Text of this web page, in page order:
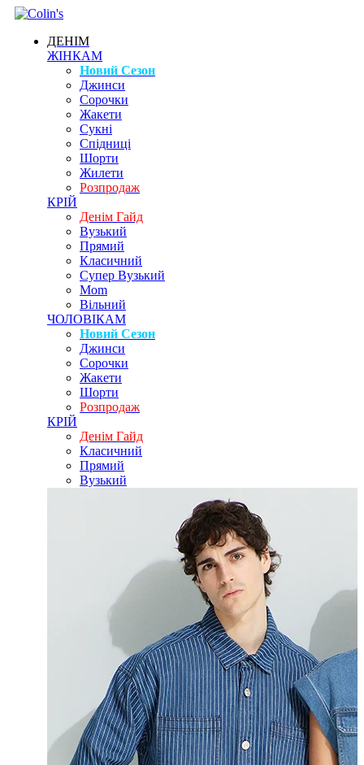
ДЕНІМ
ЖІНКАМ
Новий Сезон
Джинси
Сорочки
Жакети
Сукні
Спідниці
Шорти
Жилети
Розпродаж
КРІЙ
Денім Гайд
Вузький
Прямий
Класичний
Супер Вузький
Mom
Вільний
ЧОЛОВІКАМ
Новий Сезон
Джинси
Сорочки
Жакети
Шорти
Розпродаж
КРІЙ
Денім Гайд
Класичний
Прямий
Вузький